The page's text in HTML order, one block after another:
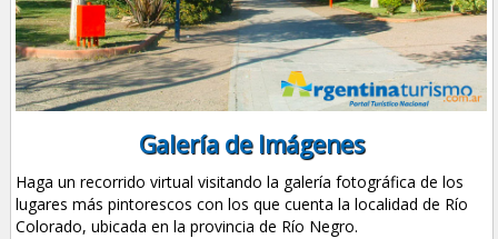
Galería de Imágenes
Haga un recorrido virtual visitando la galería fotográfica de los
lugares más pintorescos con los que cuenta la localidad de Río
Colorado, ubicada en la provincia de Río Negro.